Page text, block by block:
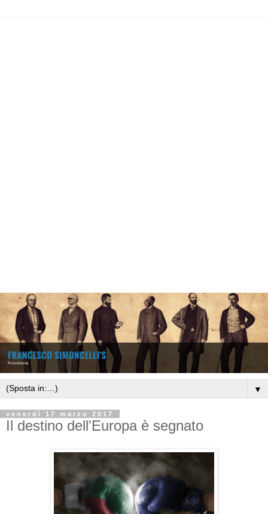
▼
venerdì 17 marzo 2017
Il destino dell'Europa è segnato